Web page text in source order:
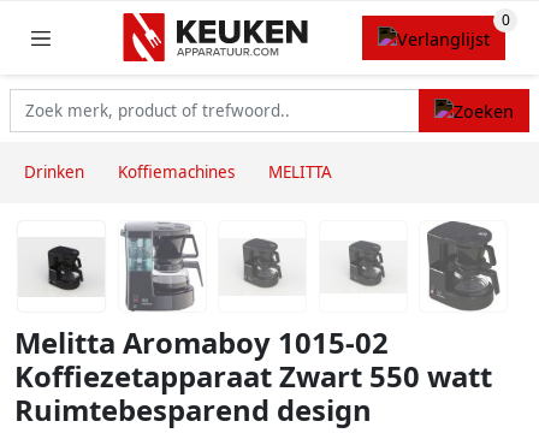
Drinken Koffiemachines MELITTA
Melitta Aromaboy 1015-02
Koffiezetapparaat Zwart 550 watt
Ruimtebesparend design